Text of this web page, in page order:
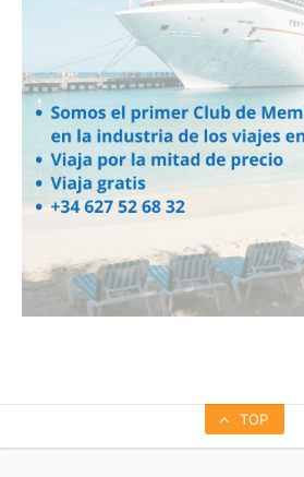
TOP